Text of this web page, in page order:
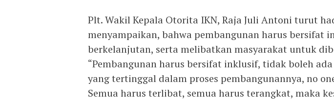
Plt. Wakil Kepala Otorita IKN, Raja Juli Antoni turut
menyampaikan, bahwa pembangunan harus bersifat
berkelanjutan, serta melibatkan masyarakat untuk
“Pembangunan harus bersifat inklusif, tidak boleh
yang tertinggal dalam proses pembangunannya, no
Semua harus terlibat, semua harus terangkat, maka